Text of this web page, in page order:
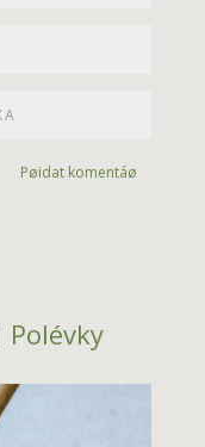
Pøidat komentáø
Polévky